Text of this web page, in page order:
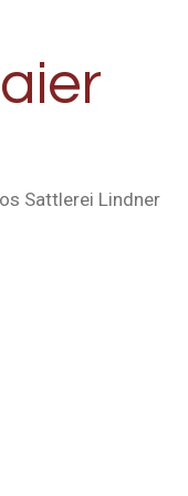
Sattlerei Lindner